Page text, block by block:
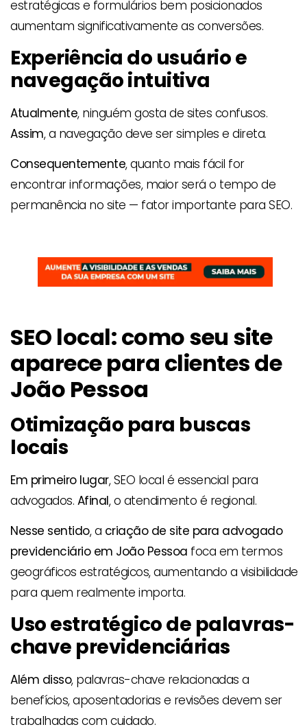
estratégicas e formulários bem posicionados
aumentam significativamente as conversões.
Experiência do usuário e
navegação intuitiva
Atualmente, ninguém gosta de sites confusos.
Assim, a navegação deve ser simples e direta.
Consequentemente, quanto mais fácil for
encontrar informações, maior será o tempo de
permanência no site — fator importante para SEO.
SEO local: como seu site
aparece para clientes de
João Pessoa
Otimização para buscas
locais
Em primeiro lugar, SEO local é essencial para
advogados. Afinal, o atendimento é regional.
Nesse sentido, a criação de site para advogado
previdenciário em João Pessoa foca em termos
geográficos estratégicos, aumentando a visibilidade
para quem realmente importa.
Uso estratégico de palavras-
chave previdenciárias
Além disso, palavras-chave relacionadas a
benefícios, aposentadorias e revisões devem ser
trabalhadas com cuidado.